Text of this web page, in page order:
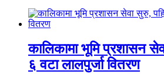
कालिकामा भूमि प्रशासन
६ वटा लालपुर्जा वितरण